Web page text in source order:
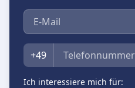
E-Mail
Telefon
+49
Ich interessiere mich für: